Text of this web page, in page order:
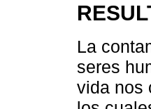
La
seres
vida nos